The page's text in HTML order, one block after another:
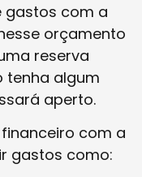
gastos com a
orçamento
reserva
tenha algum
aperto.
com a
gastos como: